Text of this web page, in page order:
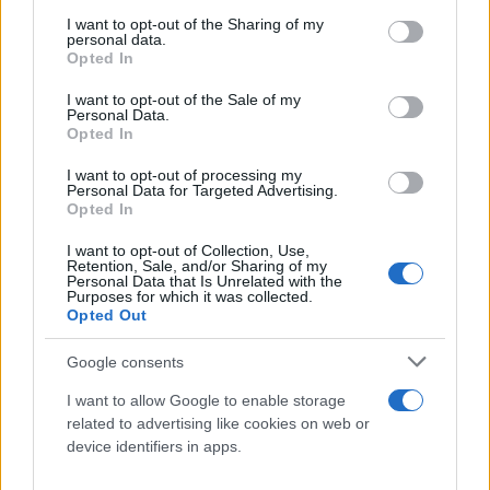
not limited to your visit or usage behaviour. You may click to
grant or deny consent to Google and its third-party tags to
use your data for below specified purposes in below Google
consent section.
I want to opt-out of the Sharing of my
personal data.
Opted In
I want to opt-out of the Sale of my
Personal Data.
Opted In
I want to opt-out of processing my
Personal Data for Targeted Advertising.
Opted In
I want to opt-out of Collection, Use,
Retention, Sale, and/or Sharing of my
Personal Data that Is Unrelated with the
Purposes for which it was collected.
Opted Out
Google consents
I want to allow Google to enable storage
related to advertising like cookies on web or
device identifiers in apps.